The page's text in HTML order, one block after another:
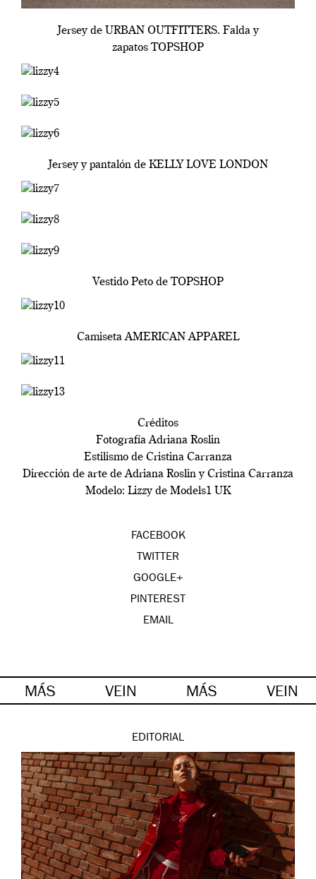
Jersey de URBAN OUTFITTERS. Falda y
zapatos TOPSHOP
Jersey y pantalón de KELLY LOVE LONDON
Vestido Peto de TOPSHOP
Camiseta AMERICAN APPAREL
Créditos
Fotografía Adriana Roslin
Estilismo de Cristina Carranza
Dirección de arte de Adriana Roslin y Cristina Carranza
Modelo: Lizzy de Models1 UK
FACEBOOK
TWITTER
GOOGLE+
PINTEREST
EMAIL
MÁS VEIN MÁS VEIN
EDITORIAL